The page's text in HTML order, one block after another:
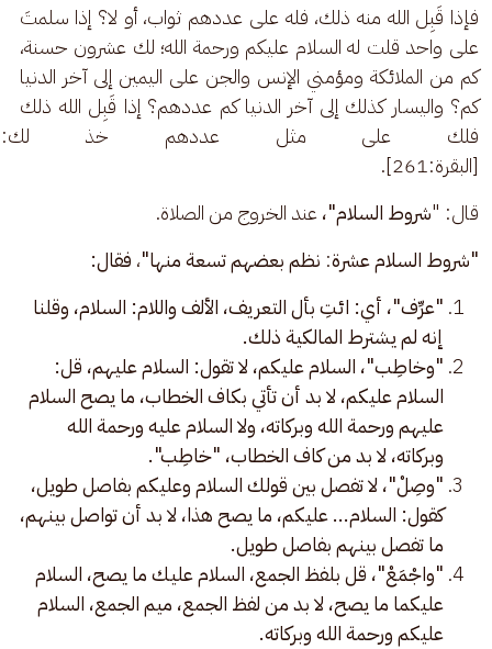
فإذا قَبِل الله منه ذلك، فله على عددهم ثواب، أو لا؟ إذا سلمتَ
على واحد قلت له السلام عليكم ورحمة الله؛ لك عشرون حسنة،
كم من الملائكة ومؤمني الإنس والجن على اليمين إلى آخر الدنيا
كم؟ واليسار كذلك إلى آخر الدنيا كم عددهم؟ إذا قَبِل الله ذلك
فلك على مثل عددهم خذ لك:
[البقرة:261].
قال: "شروط السلام"، عند الخروج من الصلاة.
"شروط السلام عشرة: نظم بعضهم تسعة منها"، فقال:
"عرِّف"، أي: ائتِ بأل التعريف، الألف واللام: السلام، وقلنا
إنه لم يشترط المالكية ذلك.
"وخاطِب"، السلام عليكم، لا تقول: السلام عليهم، قل:
السلام عليكم، لا بد أن تأتي بكاف الخطاب، ما يصح السلام
عليهم ورحمة الله وبركاته، ولا السلام عليه ورحمة الله
وبركاته، لا بد من كاف الخطاب، "خاطِب".
"وصِلْ"، لا تفصل بين قولك السلام وعليكم بفاصل طويل،
كقول: السلام... عليكم، ما يصح هذا، لا بد أن تواصل بينهم،
ما تفصل بينهم بفاصل طويل.
"واجْمَعْ"، قل بلفظ الجمع، السلام عليك ما يصح، السلام
عليكما ما يصح، لا بد من لفظ الجمع، ميم الجمع، السلام
عليكم ورحمة الله وبركاته.